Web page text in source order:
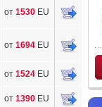
от 1530 EU
от 1694 EU
от 1524 EU
от 1390 EU